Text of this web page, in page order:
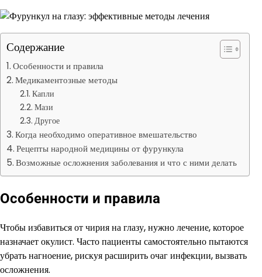
Содержание
Особенности и правила
Медикаментозные методы
Капли
Мази
Другое
Когда необходимо оперативное вмешательство
Рецепты народной медицины от фурункула
Возможные осложнения заболевания и что с ними делать
Особенности и правила
Чтобы избавиться от чирия на глазу, нужно лечение, которое
назначает окулист. Часто пациенты самостоятельно пытаются
убрать нагноение, рискуя расширить очаг инфекции, вызвать
осложнения.